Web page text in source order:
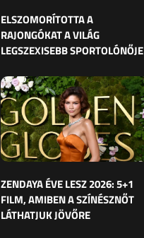
ELSZOMORÍTOTTA A
RAJONGÓKAT A VILÁG
LEGSZEXISEBB SPORTOLÓNŐJE
ZENDAYA ÉVE LESZ 2026: 5+1
FILM, AMIBEN A SZÍNÉSZNŐT
LÁTHATJUK JÖVŐRE